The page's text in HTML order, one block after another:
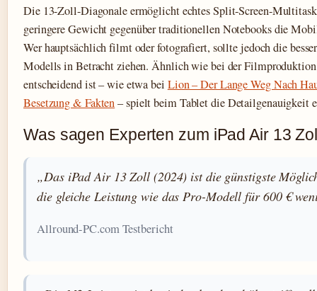
Die 13-Zoll-Diagonale ermöglicht echtes Split-Screen-
geringere Gewicht gegenüber traditionellen Notebooks die
Wer hauptsächlich filmt oder fotografiert, sollte jedoch die
Modells in Betracht ziehen. Ähnlich wie bei der
entscheidend ist – wie etwa bei Lion – Der Lange Weg Nach
Besetzung & Fakten– spielt beim Tablet die Detailgenauigkeit
Was sagen Experten zum iPad Air 13
„Das iPad Air 13 Zoll (2024) ist die günstigste
die gleiche Leistung wie das Pro-Modell für 600 €
Allround-PC.com Testbericht